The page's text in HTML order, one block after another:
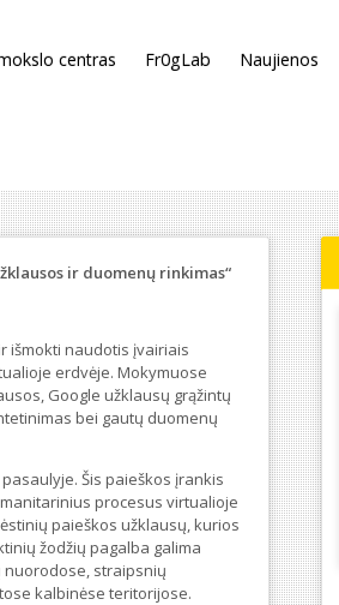
centras Fr0gLab Naujienos
ir duomenų rinkimas“
išmokti naudotis įvairiais
erdvėje. Mokymuose
Google užklausų grąžintų
bei gautų duomenų
Šis paieškos įrankis
procesus virtualioje
paieškos užklausų, kurios
žodžių pagalba galima
nuorodose, straipsnių
kalbinėse teritorijose.